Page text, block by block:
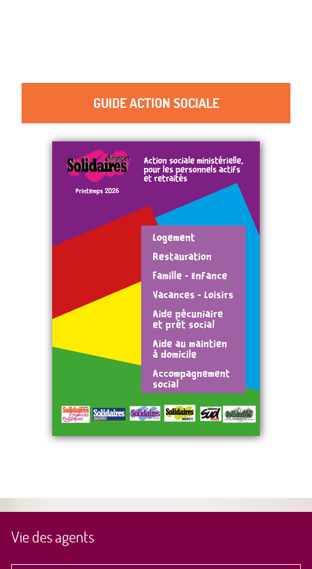
GUIDE ACTION SOCIALE
Vie des agents